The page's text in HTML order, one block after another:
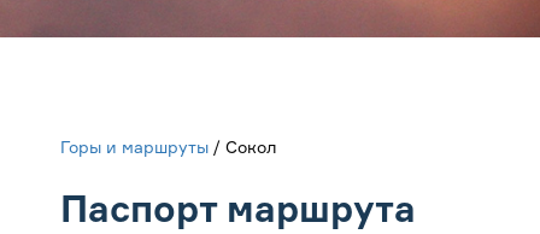
Горы и маршруты / Сокол
Паспорт маршрута